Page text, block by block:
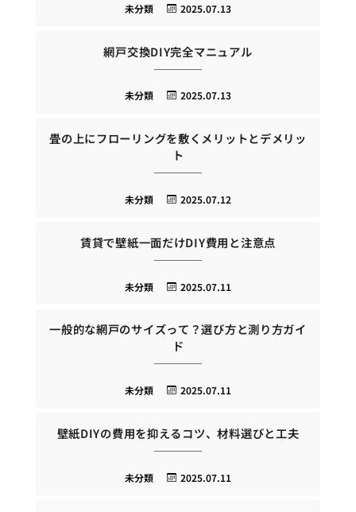
2025.07.13
未分類
網戸交換DIY完全マニュアル
2025.07.13
未分類
畳の上にフローリングを敷くメリットとデメリッ
ト
2025.07.12
未分類
賃貸で壁紙一面だけDIY費用と注意点
2025.07.11
未分類
一般的な網戸のサイズって？選び方と測り方ガイ
ド
2025.07.11
未分類
壁紙DIYの費用を抑えるコツ、材料選びと工夫
2025.07.11
未分類